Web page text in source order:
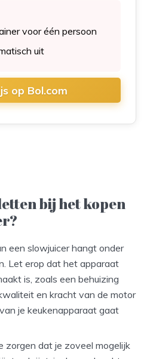
voor één persoon
uit
op Bol.com
bij het kopen
een slowjuicer hangt onder
Let erop dat het apparaat
is, zoals een behuizing
en kracht van de motor
je keukenapparaat gaat
zorgen dat je zoveel mogelijk